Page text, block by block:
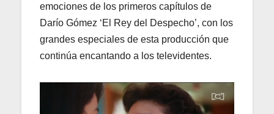
emociones de los primeros capítulos de
Darío Gómez ‘El Rey del Despecho’, con los
grandes especiales de esta producción que
continúa encantando a los televidentes.